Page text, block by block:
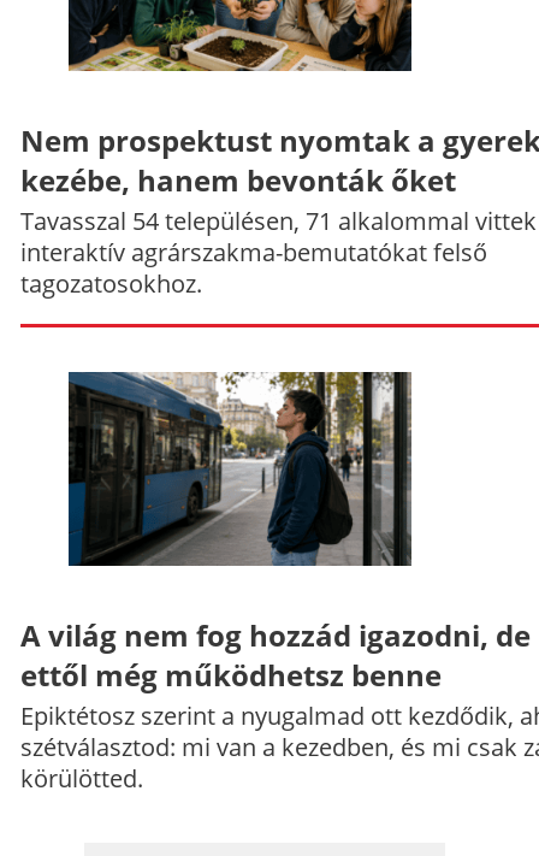
Nem prospektust nyomtak a
kezébe, hanem bevonták őket
Tavasszal 54 településen, 71 alkalommal vittek
interaktív agrárszakma-bemutatókat felső
tagozatosokhoz.
A világ nem fog hozzád igazodni, de
ettől még működhetsz benne
Epiktétosz szerint a nyugalmad ott kezdődik,
szétválasztod: mi van a kezedben, és mi csak
körülötted.